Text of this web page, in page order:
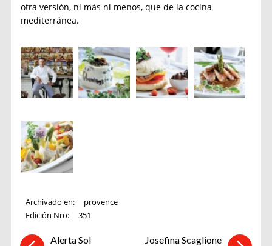
otra versión, ni más ni menos, que de la cocina
mediterránea.
Archivado en:
provence
Edición Nro:
351
Alerta Sol Josefina Scaglione